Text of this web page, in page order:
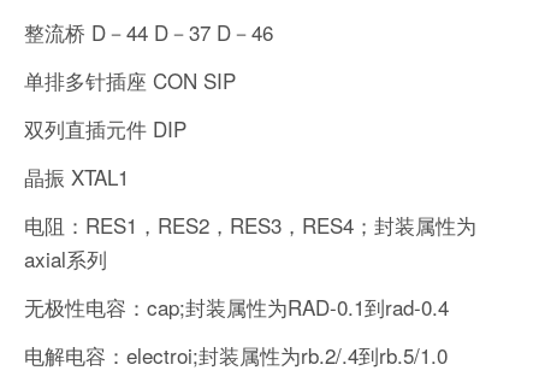
整流桥 D－44 D－37 D－46
单排多针插座 CON SIP
双列直插元件 DIP
晶振 XTAL1
电阻：RES1，RES2，RES3，RES4；封装属性为
axial系列
无极性电容：cap;封装属性为RAD-0.1到rad-0.4
电解电容：electroi;封装属性为rb.2/.4到rb.5/1.0